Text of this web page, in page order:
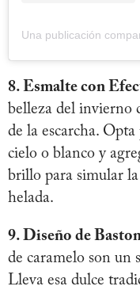
8. Esmalte con
belleza del invierno
de la escarcha.
cielo o blanco y
brillo para simular
helada.
9. Diseño de
de caramelo son un
Lleva esa dulce